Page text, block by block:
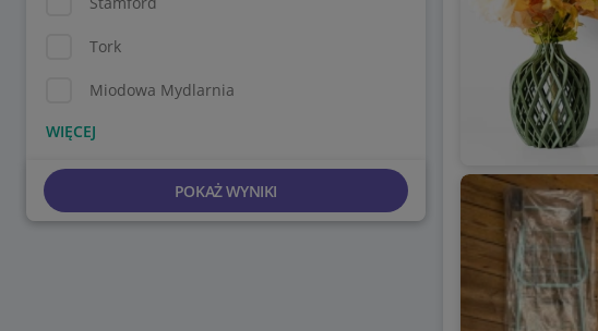
Tork
Miodowa Mydlarnia
POKAŻ WYNIKI